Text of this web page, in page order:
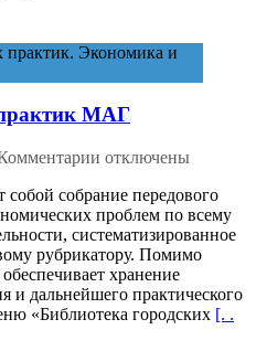
практик. Экономика и
МАГ
к
Библиотека
городских
практик
МАГ
отключены
собрание передового
проблем по всему
систематизированное
рубрикатору. Помимо
хранение
и дальнейшего практического
«Библиотека городских [. .